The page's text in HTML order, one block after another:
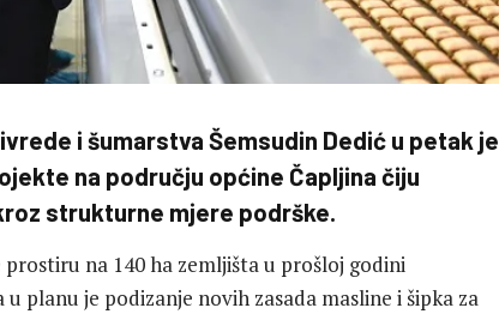
i šumarstva Šemsudin Dedić u petak je
na području općine Čapljina čiju
strukturne mjere podrške.
prostiru na 140 ha zemljišta u prošloj godini
planu je podizanje novih zasada masline i šipka za